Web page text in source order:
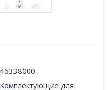
46338000
Комплектующие для